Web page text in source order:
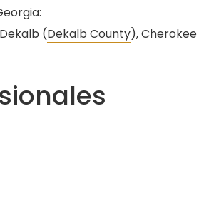
(Dekalb County), Cherokee